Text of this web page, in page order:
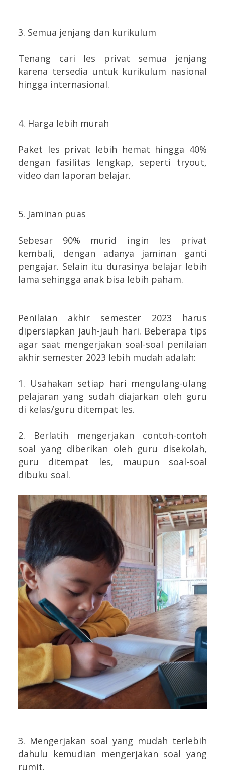
3. Semua jenjang dan kurikulum
Tenang cari les privat semua jenjang
karena tersedia untuk kurikulum nasional
hingga internasional.
4. Harga lebih murah
Paket les privat lebih hemat hingga 40%
dengan fasilitas lengkap, seperti tryout,
video dan laporan belajar.
5. Jaminan puas
Sebesar 90% murid ingin les privat
kembali, dengan adanya jaminan ganti
pengajar. Selain itu durasinya belajar lebih
lama sehingga anak bisa lebih paham.
Penilaian akhir semester 2023 harus
dipersiapkan jauh-jauh hari. Beberapa tips
agar saat mengerjakan soal-soal penilaian
akhir semester 2023 lebih mudah adalah:
1. Usahakan setiap hari mengulang-ulang
pelajaran yang sudah diajarkan oleh guru
di kelas/guru ditempat les.
2. Berlatih mengerjakan contoh-contoh
soal yang diberikan oleh guru disekolah,
guru ditempat les, maupun soal-soal
dibuku soal.
3. Mengerjakan soal yang mudah terlebih
dahulu kemudian mengerjakan soal yang
rumit.